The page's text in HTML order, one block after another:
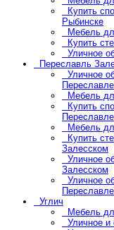
Купить
Рыбинске
Мебель
Купить
Уличное
Переславль
Уличное
Мебель
Купить
Мебель
Купить
Залесском
Уличное
Залесском
Уличное
Углич
Мебель
Уличное и